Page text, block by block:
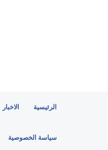
الرئيسية الاخبار
سياسة الخصوصية